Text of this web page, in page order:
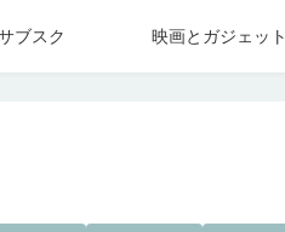
ブスク 映画とガジェット